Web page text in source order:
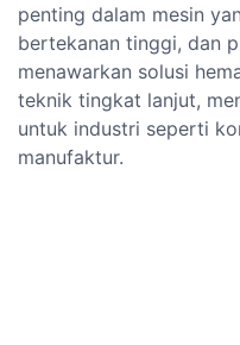
penting dalam mesin
bertekanan tinggi, dan
menawarkan solusi
teknik tingkat lanjut,
untuk industri seperti
manufaktur.